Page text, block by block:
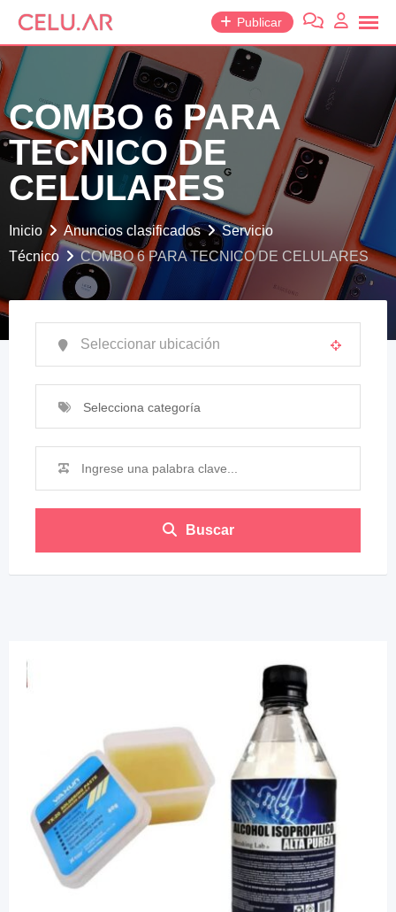
saltar
contenido
Publicar
COMBO 6 PARA
TECNICO DE
CELULARES
Inicio Anuncios clasificados
Servicio
Técnico
COMBO 6 PARA TECNICO DE CELULARES
Selecciona categoría
Buscar